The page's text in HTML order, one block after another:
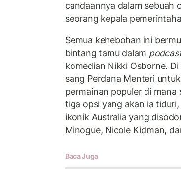
candaannya dalam sebuah
seorang kepala
Semua kehebohan ini
bintang tamu dalam podcast
komedian Nikki Osborne.
sang Perdana Menteri
permainan populer di mana
tiga opsi yang akan ia
ikonik Australia yang
Minogue, Nicole Kidman,
Baca Juga